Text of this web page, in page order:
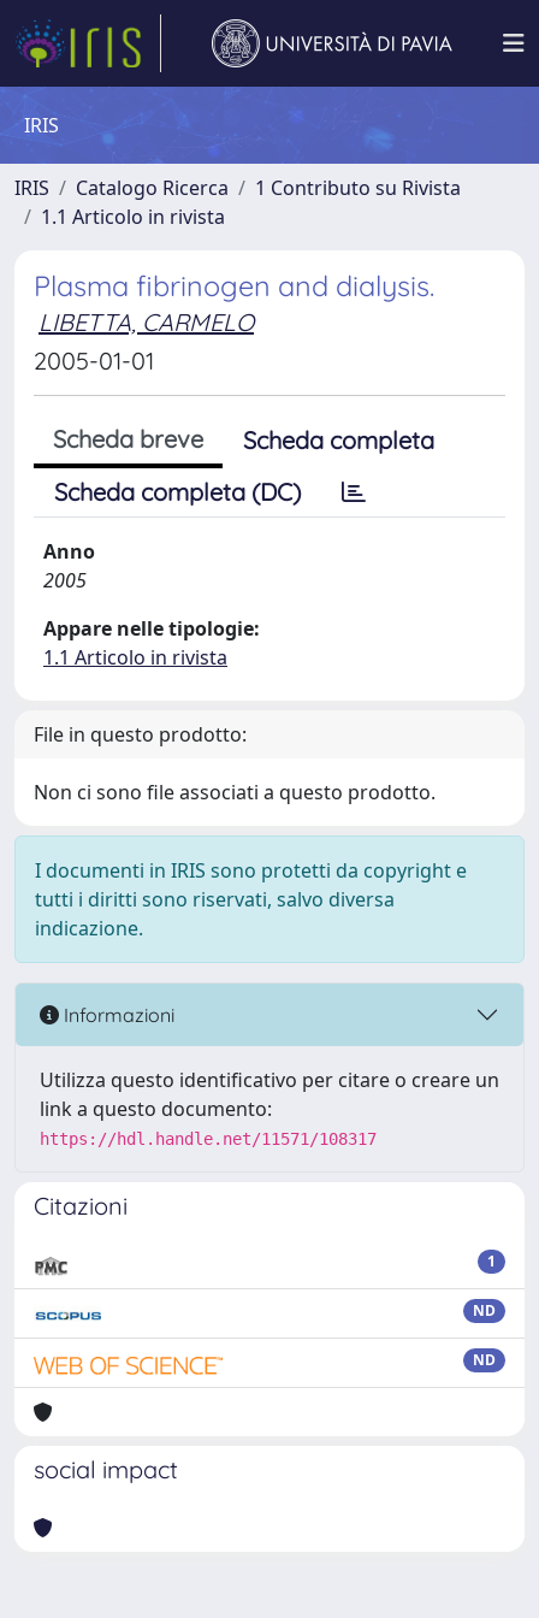
IRIS
IRIS Catalogo Ricerca
1 Contributo su Rivista
1.1 Articolo in rivista
Plasma fibrinogen and dialysis.
LIBETTA, CARMELO
2005-01-01
Scheda breve
Scheda completa
Scheda completa (DC)
Anno
2005
Appare nelle tipologie:
1.1 Articolo in rivista
File in questo prodotto:
Non ci sono file associati a questo prodotto.
I documenti in IRIS sono protetti da copyright e
tutti i diritti sono riservati, salvo diversa
indicazione.
Informazioni
Utilizza questo identificativo per citare o creare un
link a questo documento:
https://hdl.handle.net/11571/108317
Citazioni
1
ND
ND
social impact